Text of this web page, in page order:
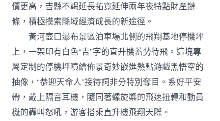
價更高，吉縣不竭延長拓寬延伸兩年夜特點財產鏈
條，積極摸索縣域經濟成長的新途徑。
黃河壺口瀑布景區泊車場北側的飛翔基地停機坪
上，一架印有白色“吉”字的直升機蓄勢待飛。這塊專
屬定制的停機坪噴繪佈景奇妙嵌進熱點游戲黑悟空的
抽像，“恭迎天命人”接待詞非分特別奪目。系好平安
帶，戴上隔音耳機，隨同著螺旋槳的飛速扭轉和動員
機的轟叫怒吼，游客搭乘直升機飛翔天際。